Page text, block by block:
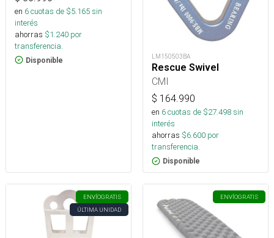
en 6cuotas de $5.165sin
interés
ahorras $1.240 por
transferencia.
Disponible LM150503BA
Rescue Swivel
CMI
$ 164.990
en 6cuotas de $27.498sin
interés
ahorras $6.600 por
transferencia.
Disponible
ENVÍOGRATIS
ÚLTIMA UNIDAD
ENVÍOGRATIS